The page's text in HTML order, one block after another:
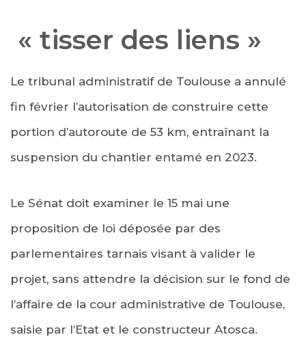
« tisser des liens »
Le tribunal administratif de Toulouse a annulé
fin février l’autorisation de construire cette
portion d’autoroute de 53 km, entraînant la
suspension du chantier entamé en 2023.
Le Sénat doit examiner le 15 mai une
proposition de loi déposée par des
parlementaires tarnais visant à valider le
projet, sans attendre la décision sur le fond de
l’affaire de la cour administrative de Toulouse,
saisie par l’Etat et le constructeur Atosca.